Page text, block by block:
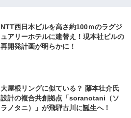
NTT西日本ビルを高さ約100ｍのラグジ
ュアリーホテルに建替え！現本社ビルの
再開発計画が明らかに！
大屋根リングに似ている？ 藤本壮介氏
設計の複合共創拠点「soranotani（ソ
ラノタニ）」が飛騨古川に誕生へ！